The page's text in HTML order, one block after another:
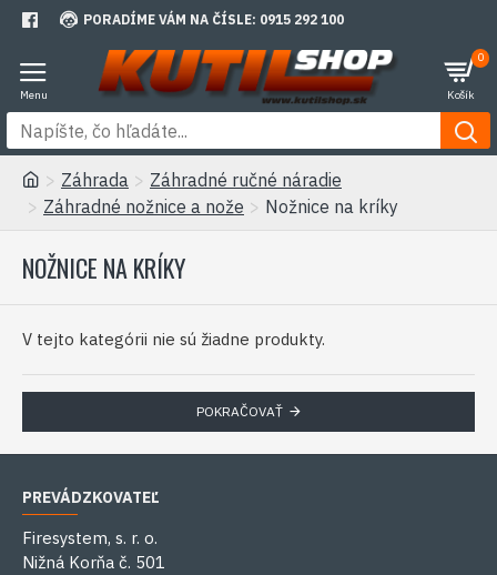
PORADÍME VÁM NA ČÍSLE: 0915 292 100
0
Záhrada
Záhradné ručné náradie
Záhradné nožnice a nože
Nožnice na kríky
NOŽNICE NA KRÍKY
V tejto kategórii nie sú žiadne produkty.
POKRAČOVAŤ
PREVÁDZKOVATEĽ
Firesystem, s. r. o.
Nižná Korňa č. 501